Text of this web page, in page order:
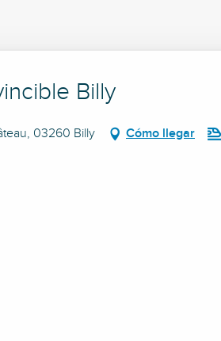
Billy
03260 Billy Cómo llegar